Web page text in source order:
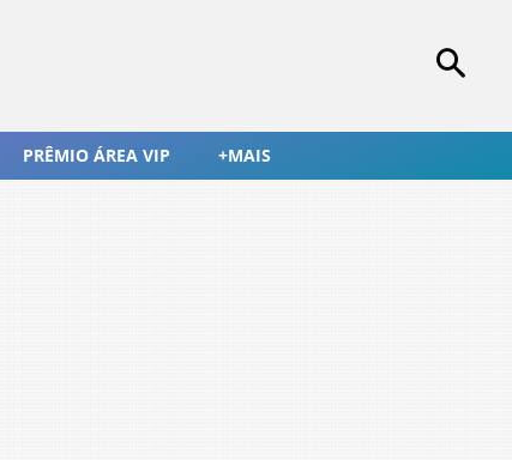
PRÊMIO ÁREA VIP +MAIS